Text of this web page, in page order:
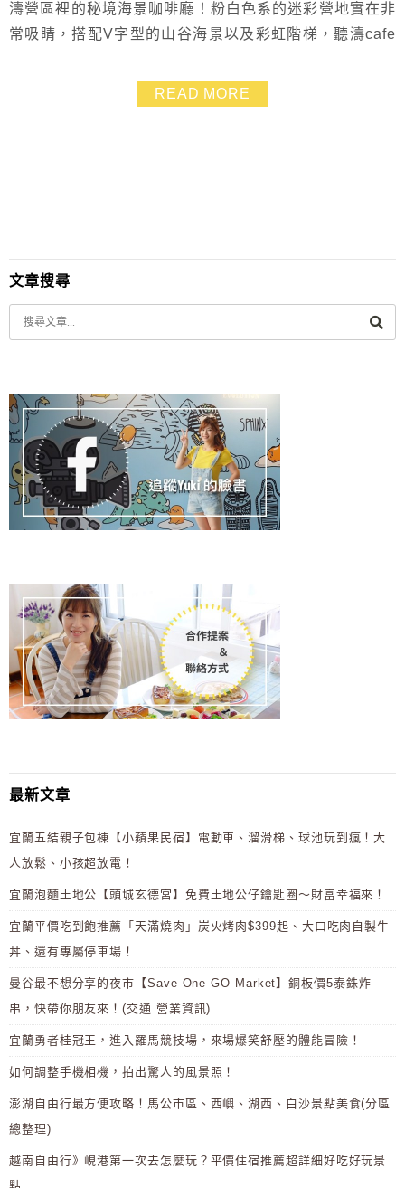
濤營區裡的秘境海景咖啡廳！粉白色系的迷彩營地實在非
常吸睛，搭配V字型的山谷海景以及彩虹階梯，聽濤cafe
啡賞海景，當作運動也不錯啦！
READ MORE
文章搜尋
最新文章
宜蘭五結親子包棟【小蘋果民宿】電動車、溜滑梯、球池玩到瘋！大
人放鬆、小孩超放電！
宜蘭泡麵土地公【頭城玄德宮】免費土地公仔鑰匙圈～財富幸福來！
宜蘭平價吃到飽推薦「天滿燒肉」炭火烤肉$399起、大口吃肉自製牛
丼、還有專屬停車場！
曼谷最不想分享的夜市【Save One GO Market】銅板價5泰銖炸
串，快帶你朋友來！(交通.營業資訊)
宜蘭勇者桂冠王，進入羅馬競技場，來場爆笑舒壓的體能冒險！
如何調整手機相機，拍出驚人的風景照！
澎湖自由行最方便攻略！馬公市區、西嶼、湖西、白沙景點美食(分區
總整理)
越南自由行》峴港第一次去怎麼玩？平價住宿推薦超詳細好吃好玩景